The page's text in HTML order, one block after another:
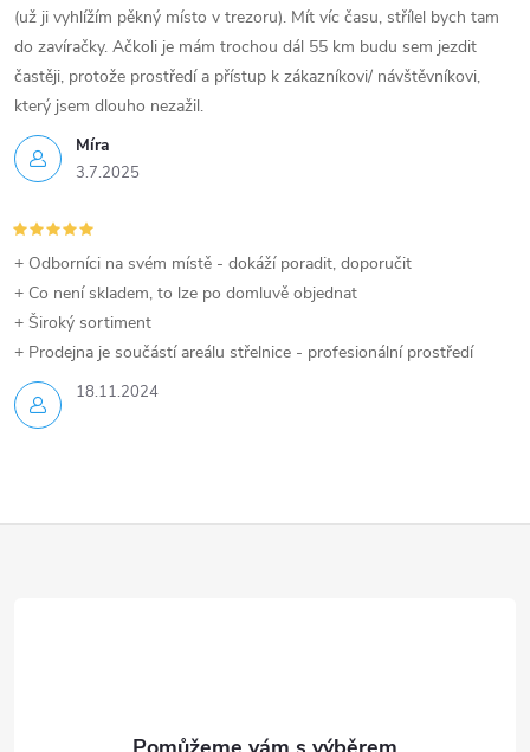
Míra
3.7.2025
(už ji vyhlížím pěkný místo v trezoru). Mít víc času, střílel bych tam
do zavíračky. Ačkoli je mám trochou dál 55 km budu sem jezdit
častěji, protože prostředí a přístup k zákazníkovi/ návštěvníkovi,
který jsem dlouho nezažil.
18.11.2024
+ Odborníci na svém místě - dokáží poradit, doporučit
+ Co není skladem, to lze po domluvě objednat
+ Široký sortiment
+ Prodejna je součástí areálu střelnice - profesionální prostředí